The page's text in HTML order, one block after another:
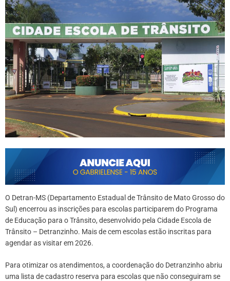
O Detran-MS (Departamento Estadual de Trânsito de Mato Grosso do
Sul) encerrou as inscrições para escolas participarem do Programa
de Educação para o Trânsito, desenvolvido pela Cidade Escola de
Trânsito – Detranzinho. Mais de cem escolas estão inscritas para
agendar as visitar em 2026.
Para otimizar os atendimentos, a coordenação do Detranzinho abriu
uma lista de cadastro reserva para escolas que não conseguiram se